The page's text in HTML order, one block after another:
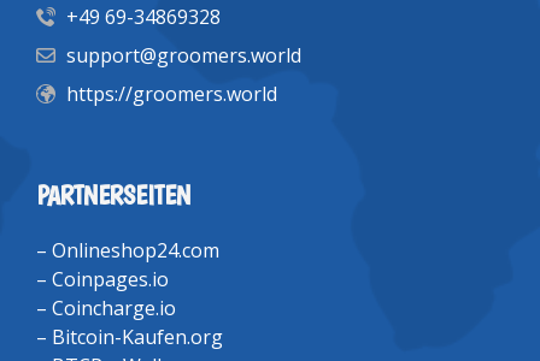
+49 69-34869328
support@groomers.world
https://groomers.world
PARTNERSEITEN
– Onlineshop24.com
– Coinpages.io
– Coincharge.io
– Bitcoin-Kaufen.org